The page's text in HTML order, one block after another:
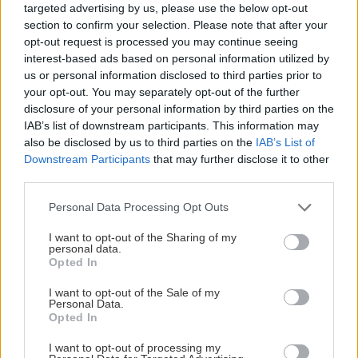
targeted advertising by us, please use the below opt-out
section to confirm your selection. Please note that after your
opt-out request is processed you may continue seeing
interest-based ads based on personal information utilized by
us or personal information disclosed to third parties prior to
your opt-out. You may separately opt-out of the further
disclosure of your personal information by third parties on the
IAB’s list of downstream participants. This information may
also be disclosed by us to third parties on the IAB’s List of
Downstream Participants that may further disclose it to other
Please note that this website/app uses one or more Google
not limited to your visit or usage behaviour. You may click to
grant or deny consent to Google and its third-party tags to
use your data for below specified purposes in below Google
consent section.
Personal Data Processing Opt Outs
I want to opt-out of the Sharing of my
personal data.
Opted In
I want to opt-out of the Sale of my
Personal Data.
Opted In
I want to opt-out of processing my
vysaďte na miesta, na
ktoré slnko svieti celý
deň
krások, ktoré rozžiaria
vašu záhradu
Môže aspirín zachrániť
ochabnuté izbové
rastliny? Pravda vás
možno prekvapí
Júlový reštart uhoriek
nakladačiek: Ako ich
podporiť k druhej vlne
CHALUPA